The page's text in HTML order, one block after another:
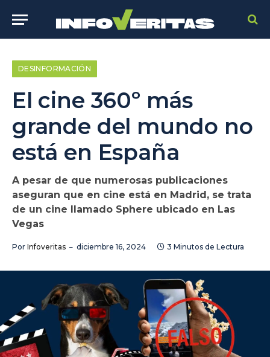
DESINFORMACIÓN
El cine 360º más
grande del mundo no
está en España
A pesar de que numerosas publicaciones
aseguran que en cine está en Madrid, se trata
de un cine llamado Sphere ubicado en Las
Vegas
Por Infoveritas diciembre 16, 2024 3 Minutos de Lectura